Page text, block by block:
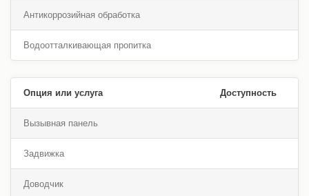
Антикоррозийная обработка
Водоотталкивающая пропитка
Опция или услуга Доступность
Вызывная панель
Задвижка
Доводчик